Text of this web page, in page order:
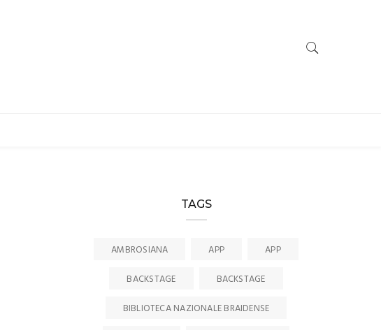
TAGS
AMBROSIANA APP
APP
BACKSTAGE
BACKSTAGE
BIBLIOTECA NAZIONALE BRAIDENSE